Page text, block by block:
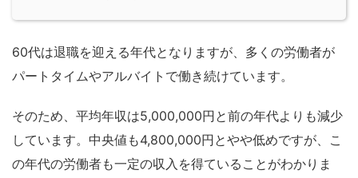
60代は退職を迎える年代となりますが、多くの労働者が
パートタイムやアルバイトで働き続けています。
そのため、平均年収は5,000,000円と前の年代よりも減少
しています。中央値も4,800,000円とやや低めですが、こ
の年代の労働者も一定の収入を得ていることがわかりま